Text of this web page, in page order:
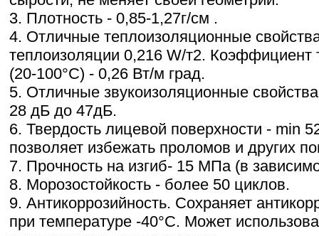
3. Плотность - 0,85-1,27г/см .
4. Отличные теплоизоляционные
теплоизоляции 0,216 W/т2. Коэффициент
(20-100°С) - 0,26 Вт/м град.
5. Отличные звукоизоляционные
28 дБ до 47дБ.
6. Твердость лицевой поверхности - min
позволяет избежать проломов и других
7. Прочность на изгиб- 15 МПа (в
8. Морозостойкость - более 50 циклов.
9. Антикоррозийность. Сохраняет
при температуре -40°С. Может